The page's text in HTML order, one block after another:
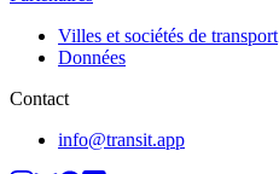
Villes et sociétés de transport
Données
Contact
info@transit.app